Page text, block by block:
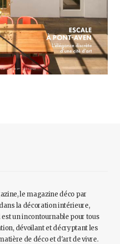
le magazine déco par
la décoration intérieure,
un incontournable pour tous
dévoilant et décryptant les
de déco et d'art de vivre.